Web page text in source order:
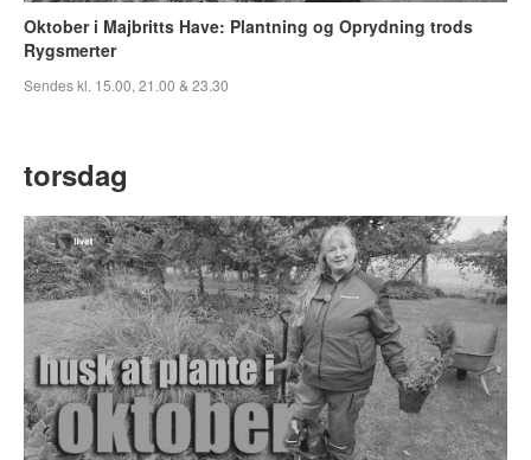
Oktober i Majbritts Have: Plantning og Oprydning trods
Rygsmerter
Sendes kl. 15.00, 21.00 & 23.30
torsdag